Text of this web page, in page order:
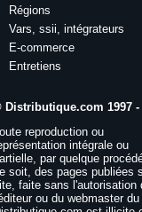
Régions
Vars, ssii, intégrateurs
E-commerce
Entretiens
Distributique.com 1997 -
reproduction ou
intégrale ou
par quelque
soit, des pages publiées
faite sans l'autorisation
ou du webmaster